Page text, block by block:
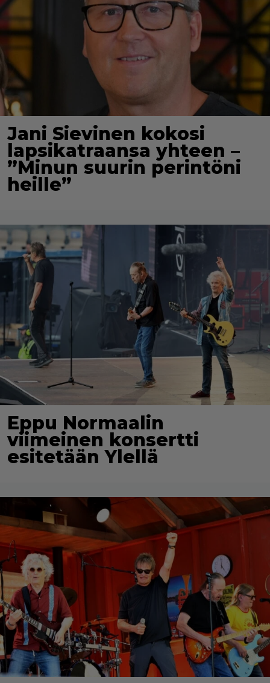
Jani Sievinen kokosi
lapsikatraansa yhteen –
”Minun suurin perintöni
heille”
Eppu Normaalin
viimeinen konsertti
esitetään Ylellä